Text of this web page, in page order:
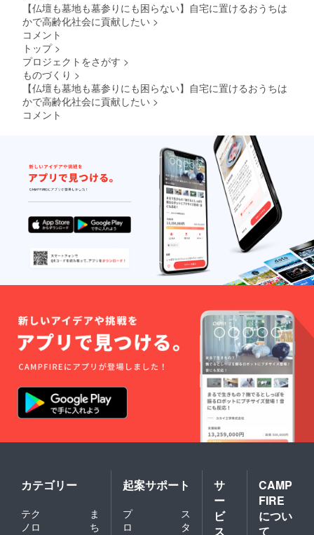
話番
号 住
→ ※ 彫
刻でき
には日
本語2文
では4文
字)ま
で ・
下段部
には日
本語6文
字(アル
ファ
ベット
では10
文字)ま
で ※ 旧
字など
一部彫
ない文
字がご
ざいま
す。 ※
上段
部、最
大３文
字対応
可能で
フォン
トが小
さくな
住所
郵便番
号 電
話番
ただけ
ます。
て ・
上段部
ファ
ベット
では4文
字)ま
で ・
下段部
には日
本語6文
字(アル
ファ
ベット
では10
文字)ま
で ※ 旧
一部彫
刻でき
ない文
字がご
ざいま
す。 ※
上段
部、最
大３文
可能で
すが、
フォン
す。 ●
送り先
住所
郵便番
ぞれ３
つご記
んでく
ださい
●石の色
を選ん
でくだ
さい
「黒
グ
レー
ピン
ク」→
●ご希望
される
彫刻の
文字を
記して
い。→
上
段
→下
段 (記入
例)上段
部「感
謝」
「南無
阿弥陀
仏」な
行書体 /
隷書体 /
ゴシッ
ク体 / 草
【仏壇も墓地も墓参りにも困らない】自宅に置けるおうちは
かで高齢化社会に貢献したい >
コメント
トップ >
プロジェクトをさがす >
ものづくり >
【仏壇も墓地も墓参りにも困らない】自宅に置けるおうちは
かで高齢化社会に貢献したい >
コメント
カテゴリー
テク
ノロ
ま
ち
起案サポート
プ
ロ
ス
タ
サ
ー
ビ
ス
CAMP
FIRE
につい
て